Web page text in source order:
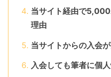
当サイト経由で
理由
当サイトからの入会
入会しても筆者に個